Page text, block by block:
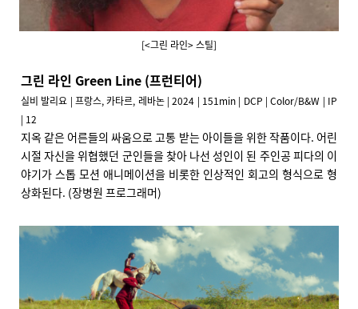
[<그린 라인> 스틸]
그린 라인 Green Line (프런티어)
실비 발리요 | 프랑스, 카타르, 레바논 | 2024 | 151min | DCP | Color/B&W | IP
| 12
지옥 같은 어른들의 싸움으로 고통 받는 아이들을 위한 작품이다. 어린
시절 자신을 위협했던 군인들을 찾아 나선 성인이 된 주인공 피다의 이
야기가 스톱 모션 애니메이션을 비롯한 인상적인 회고의 형식으로 형
상화된다. (장병원 프로그래머)